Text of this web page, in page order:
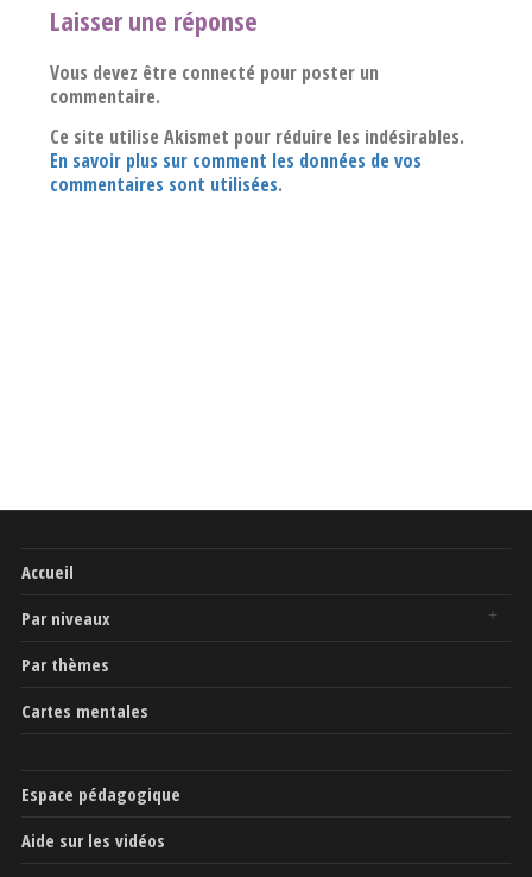
Laisser une réponse
Vous devez être connecté pour poster un
commentaire.
Ce site utilise Akismet pour réduire les indésirables.
En savoir plus sur comment les données de vos
commentaires sont utilisées.
Accueil
Par niveaux
Par thèmes
Cartes mentales
Espace pédagogique
Aide sur les vidéos